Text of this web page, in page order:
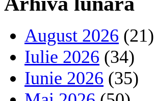
August 2026 (21)
Iulie 2026 (34)
Iunie 2026 (35)